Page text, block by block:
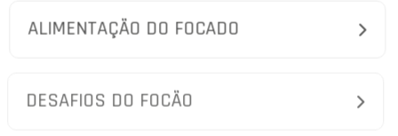
ALIMENTAÇÃO DO FOCADO
DESAFIOS DO FOCÃO